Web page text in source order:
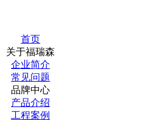
首页
关于福瑞森
企业简介
常见问题
品牌中心
产品介绍
工程案例